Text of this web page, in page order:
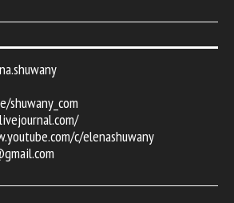
shuwany_com
c/elenashuwany